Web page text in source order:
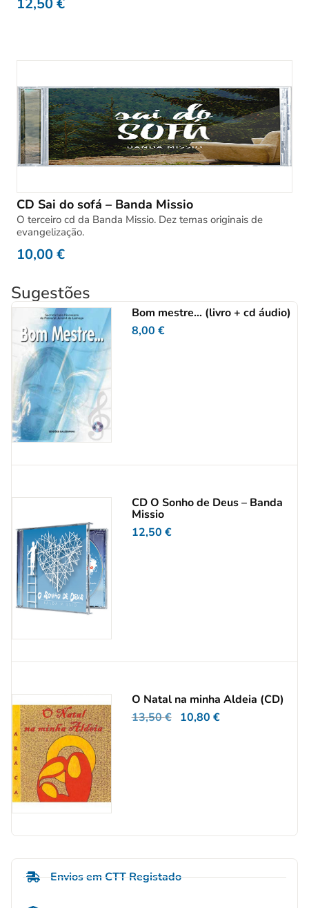
12,50€
CD Sai do sofá – Banda Missio
O terceiro cd da Banda Missio. Dez temas originais de
evangelização.
10,00€
Sugestões
Bom mestre… (livro + cd áudio)
8,00 €
CD O Sonho de Deus – Banda
Missio
12,50 €
O Natal na minha Aldeia (CD)
13,50€ 10,80 €
Envios em CTT Registado